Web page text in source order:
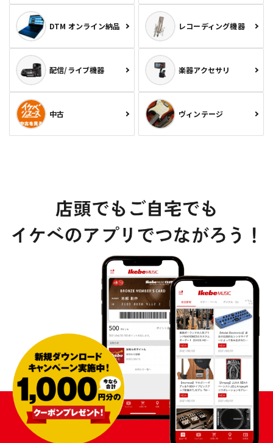
DTM オンライン納品 レコーディング機器
配信/ライブ機器 楽器アクセサリ
中古 ヴィンテージ